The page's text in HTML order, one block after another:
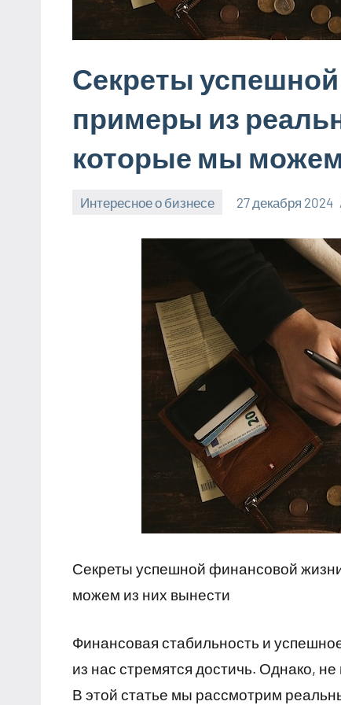
Секреты
примеры из
которые мы
Интересное о бизнесе 27 декабря 2024
Секреты успешной финансовой
можем из них вынести
Финансовая стабильность и
из нас стремятся достичь. Однако,
В этой статье мы рассмотрим